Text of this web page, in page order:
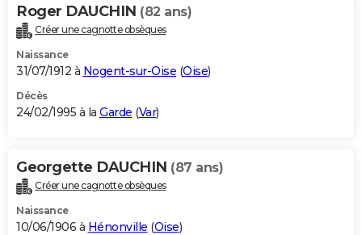
Roger DAUCHIN (82 ans)
Créer une cagnotte obsèques
Naissance
31/07/1912 à Nogent-sur-Oise (Oise)
Décès
24/02/1995 à la Garde (Var)
Georgette DAUCHIN (87 ans)
Créer une cagnotte obsèques
Naissance
10/06/1906 à Hénonville (Oise)